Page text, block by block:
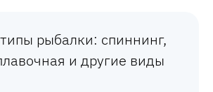
рыбалки: спиннинг,
и другие виды